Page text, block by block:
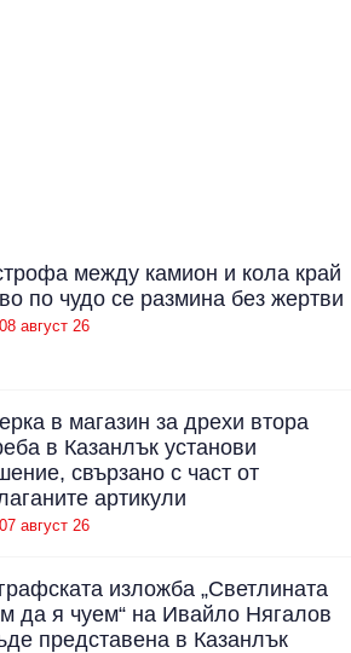
между камион и кола край
по чудо се размина без жертви
август 26
в магазин за дрехи втора
в Казанлък установи
свързано с част от
артикули
август 26
изложба „Светлината
да я чуем“ на Ивайло Нягалов
представена в Казанлък